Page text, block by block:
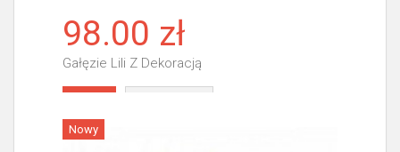
98.00 zł
Gałęzie Lili Z Dekoracją
Nowy